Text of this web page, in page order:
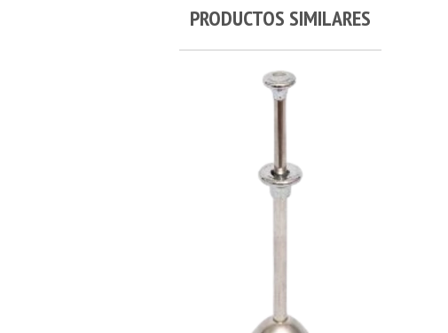
PRODUCTOS SIMILARES